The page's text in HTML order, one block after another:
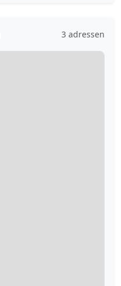
3 adressen